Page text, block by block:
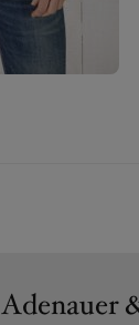
Adenauer